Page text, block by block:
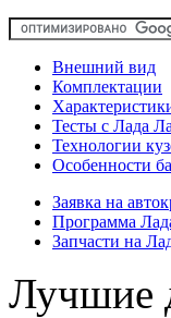
Внешний вид
Комплектации
Тесты с Лада
Технологии
Особенности
Заявка на
Программа
Запчасти на
Лучшие